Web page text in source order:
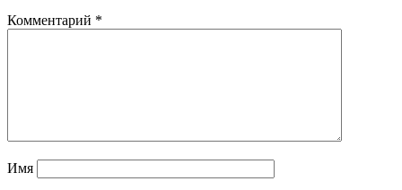
Комментарий *
Имя